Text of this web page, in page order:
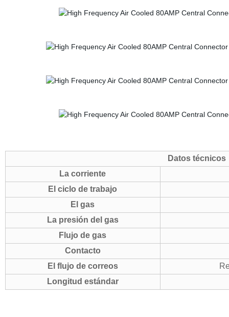
Datos técnicos
La corriente
El ciclo de trabajo
El gas
La presión del gas
Flujo de gas
Contacto
El flujo de correos
Longitud estándar